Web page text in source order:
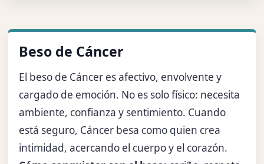
Beso de Cáncer
El beso de Cáncer es afectivo, envolvente y
cargado de emoción. No es solo físico: necesita
ambiente, confianza y sentimiento. Cuando
está seguro, Cáncer besa como quien crea
intimidad, acercando el cuerpo y el corazón.